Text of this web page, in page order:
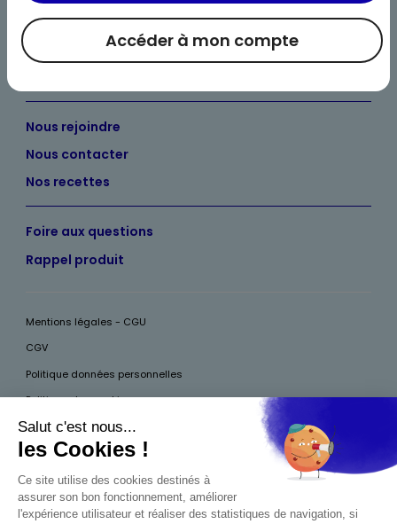
Maxicado
Parrainage
Nous rejoindre
Nous contacter
Nos recettes
Foire aux questions
Rappel produit
Mentions légales - CGU
CGV
Politique données personnelles
Politique des cookies
Accessibilité
Pour votre santé, mangez au moins cinq fruits et légumes par jour, plus
d’infos surwww.mangerbouger.fr
Accéder à mon compte